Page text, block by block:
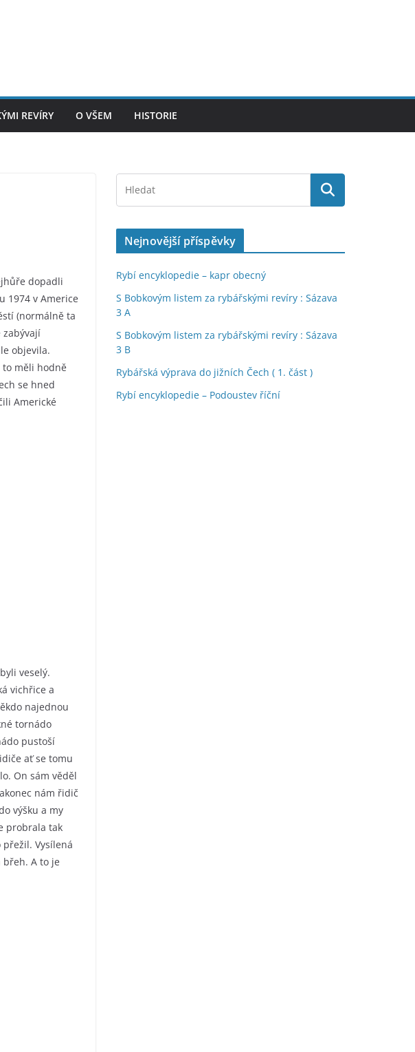
REVÍRY O VŠEM HISTORIE
dopadli
1974 v Americe
(normálně ta
zabývají
objevila.
měli hodně
se hned
Americké
veselý.
vichřice a
najednou
tornádo
pustoší
ať se tomu
On sám věděl
nám řidič
výšku a my
probrala tak
Vysílená
břeh. A to je
Nejnovější příspěvky
Rybí encyklopedie – kapr obecný
S Bobkovým listem za rybářskými revíry : Sázava
3 A
S Bobkovým listem za rybářskými revíry : Sázava
3 B
Rybářská výprava do jižních Čech ( 1. část )
Rybí encyklopedie – Podoustev říční